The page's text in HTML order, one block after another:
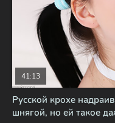
Русской крохе
шнягой, но ей такое
41:13